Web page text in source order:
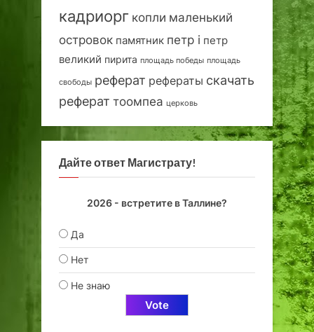
кадриорг копли маленький
островок памятник петр i петр
великий пирита площадь победы площадь
свободы реферат рефераты скачать
реферат тоомпеа церковь
Дайте ответ Магистрату!
2026 - встретите в Таллине?
Да
Нет
Не знаю